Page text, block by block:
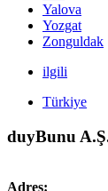
Yalova
Yozgat
Zonguldak
ilgili
Türkiye
duyBunu
Adres: